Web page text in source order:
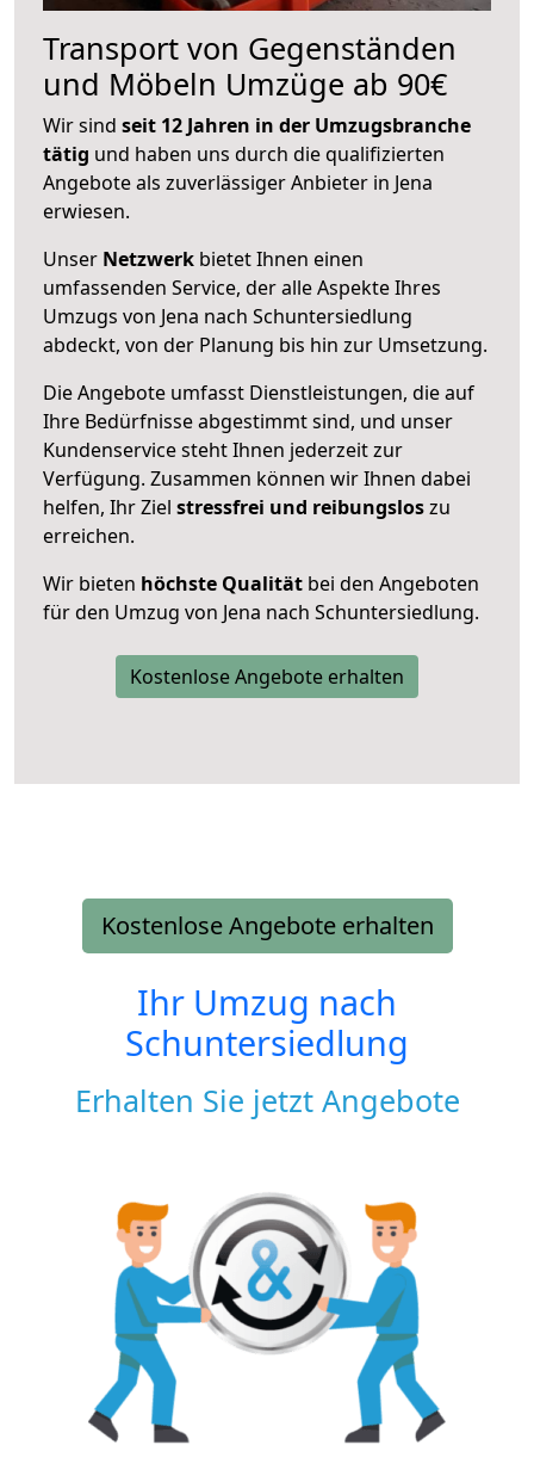
Transport von Gegenständen
und Möbeln Umzüge ab 90€
Wir sind seit 12 Jahren in der Umzugsbranche
tätig und haben uns durch die qualifizierten
Angebote als zuverlässiger Anbieter in Jena
erwiesen.
Unser Netzwerk bietet Ihnen einen
umfassenden Service, der alle Aspekte Ihres
Umzugs von Jena nach Schuntersiedlung
abdeckt, von der Planung bis hin zur Umsetzung.
Die Angebote umfasst Dienstleistungen, die auf
Ihre Bedürfnisse abgestimmt sind, und unser
Kundenservice steht Ihnen jederzeit zur
Verfügung. Zusammen können wir Ihnen dabei
helfen, Ihr Ziel stressfrei und reibungsloszu
erreichen.
Wir bieten höchste Qualität bei den Angeboten
für den Umzug von Jena nach Schuntersiedlung.
Kostenlose Angebote erhalten
Kostenlose Angebote erhalten
Ihr Umzug nach
Schuntersiedlung
Erhalten Sie jetzt Angebote